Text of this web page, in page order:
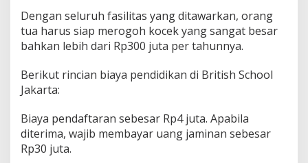
Dengan seluruh fasilitas yang ditawarkan, orang
tua harus siap merogoh kocek yang sangat besar
bahkan lebih dari Rp300 juta per tahunnya.
Berikut rincian biaya pendidikan di British School
Jakarta:
Biaya pendaftaran sebesar Rp4 juta. Apabila
diterima, wajib membayar uang jaminan sebesar
Rp30 juta.